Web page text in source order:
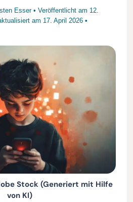
Esser• Veröffentlicht am 12.
am 17. April 2026•
Stock (Generiert mit Hilfe
von KI)